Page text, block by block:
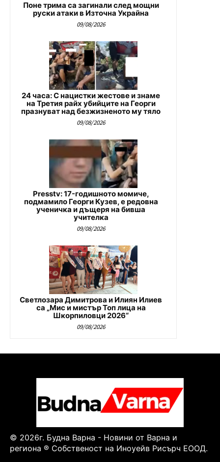
Поне трима са загинали след мощни
руски атаки в Източна Украйна
09/08/2026
24 часа: С нацистки жестове и знаме
на Третия райх убийците на Георги
празнуват над безжизненото му тяло
09/08/2026
Presstv: 17-годишното момиче,
подмамило Георги Кузев, е редовна
ученичка и дъщеря на бивша
учителка
09/08/2026
Светлозара Димитрова и Илиян Илиев
са „Мис и мистър Топ лица на
Шкорпиловци 2026“
09/08/2026
© 2026г. Будна Варна - Новини от Варна и
региона ® Собственост на Иноуейв Рисърч ЕООД.